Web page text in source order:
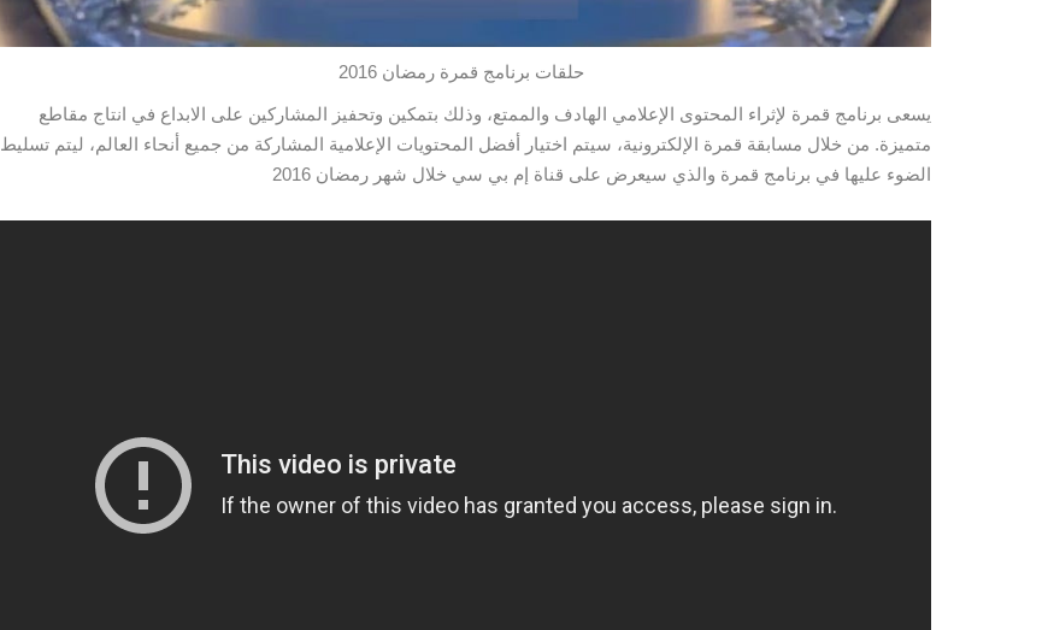
حلقات برنامج قمرة رمضان 2016
يسعى برنامج قمرة لإثراء المحتوى الإعلامي الهادف والممتع، وذلك بتمكين وتحفيز المشاركين على الابداع في انتاج مقاطع
متميزة. من خلال مسابقة قمرة الإلكترونية، سيتم اختيار أفضل المحتويات الإعلامية المشاركة من جميع أنحاء العالم، ليتم تسليط
الضوء عليها في برنامج قمرة والذي سيعرض على قناة إم بي سي خلال شهر رمضان 2016